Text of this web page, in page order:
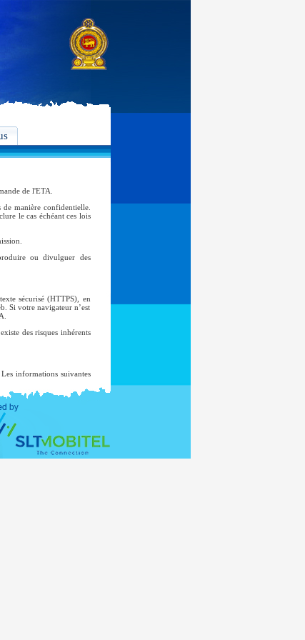
de l'ETA.
manière confidentielle.
le cas échéant ces lois
ou divulguer des
sécurisé (HTTPS), en
Si votre navigateur n’est
des risques inhérents
informations suivantes